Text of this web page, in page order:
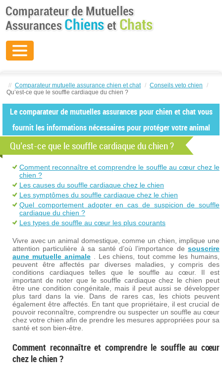
// Comparateur mutuelle assurance chien et chat / Conseils veto chien
/
Qu’est-ce que le souffle cardiaque du chien ?
Le comparateur de mutuelles assurances pour chien et chat vous
fournit les informations nécessaires pour protéger votre animal
Qu’est-ce que le souffle cardiaque du chien ?
Comment reconnaître et comprendre le souffle au cœur chez le
chien ?
Les causes du souffle cardiaque chez le chien
Les symptômes du souffle cardiaque chez le chien
Quel comportement adopter en cas de suspicion de souffle
cardiaque du chien ?
Les types de souffle au cœur les plus courants
Vivre avec un animal domestique, comme un chien, implique une
attention particulière à sa santé d’où l’importance de souscrire
aune mutuelle animale. Les chiens, tout comme les humains,
peuvent être affectés par diverses maladies, y compris des
conditions cardiaques telles que le souffle au cœur. Il est
important de noter que le souffle cardiaque chez le chien peut
être une condition congénitale, mais il peut aussi se développer
plus tard dans la vie. Dans de rares cas, les chiots peuvent
également être affectés. En tant que propriétaire, il est crucial de
pouvoir reconnaître, comprendre ou suspecter un souffle au cœur
chez votre chien afin de prendre les mesures appropriées pour sa
santé et son bien-être.
Comment reconnaître et comprendre le souffle au cœur
chez le chien ?